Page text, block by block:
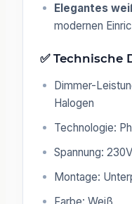
Elegantes
modernen
✅ Technische
Dimmer-
Halogen
Technologie:
Spannung:
Montage: